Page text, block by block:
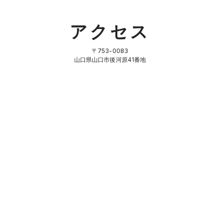
アクセス
〒753-0083
山口県山口市後河原41番地